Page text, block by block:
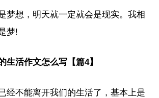
梦想，明天就一定就会是现实。我相
梦!
生活作文怎么写【篇4】
经不能离开我们的生活了，基本上是